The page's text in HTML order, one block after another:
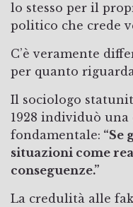
lo stesso per il
politico che crede
C’è veramente
per quanto
Il sociologo
1928 individuò una
fondamentale: “Se
situazioni come
conseguenze.”
La credulità alle